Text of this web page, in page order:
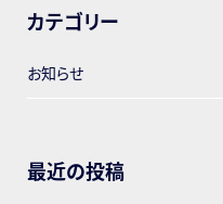
カテゴリー
お知らせ
最近の投稿